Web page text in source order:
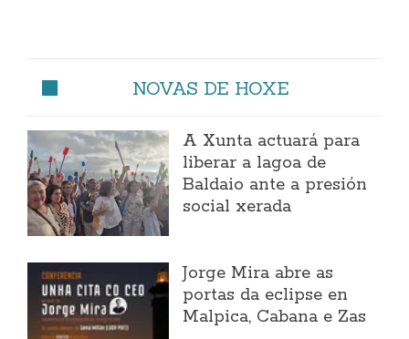
NOVAS DE HOXE
A Xunta actuará para
liberar a lagoa de
Baldaio ante a presión
social xerada
Jorge Mira abre as
portas da eclipse en
Malpica, Cabana e Zas